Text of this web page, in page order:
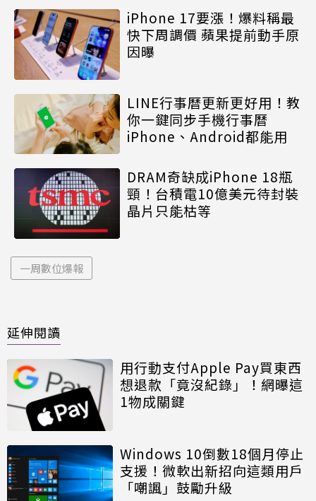
iPhone 17要漲！爆料稱最
快下周調價 蘋果提前動手原
因曝
LINE行事曆更新更好用！教
你一鍵同步手機行事曆
iPhone、Android都能用
DRAM奇缺成iPhone 18瓶
頸！台積電10億美元待封裝
晶片只能枯等
一周數位爆報
延伸閱讀
用行動支付Apple Pay買東西
想退款「竟沒紀錄」！網曝這
1物成關鍵
Windows 10倒數18個月停止
支援！微軟出新招向這類用戶
「嘲諷」鼓勵升級